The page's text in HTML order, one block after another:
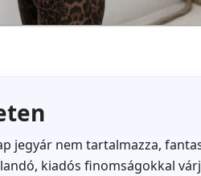
jegyár nem tartalmazza,
kiadós finomságokkal